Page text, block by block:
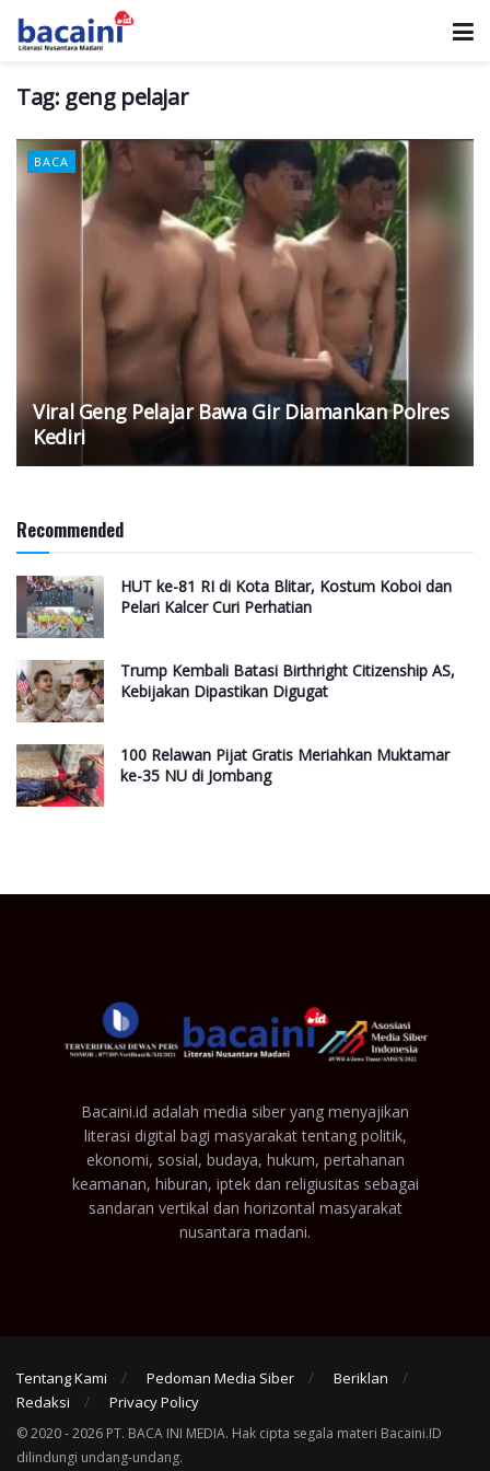
Tag: geng pelajar
BACA
Viral Geng Pelajar Bawa Gir Diamankan Polres
Kediri
Recommended
HUT ke-81 RI di Kota Blitar, Kostum Koboi dan
Pelari Kalcer Curi Perhatian
Trump Kembali Batasi Birthright Citizenship AS,
Kebijakan Dipastikan Digugat
100 Relawan Pijat Gratis Meriahkan Muktamar
ke-35 NU di Jombang
Bacaini.id adalah media siber yang menyajikan
literasi digital bagi masyarakat tentang politik,
ekonomi, sosial, budaya, hukum, pertahanan
keamanan, hiburan, iptek dan religiusitas sebagai
sandaran vertikal dan horizontal masyarakat
nusantara madani.
Tentang Kami Pedoman Media Siber
Beriklan
Redaksi
Privacy Policy
© 2020 - 2026 PT. BACA INI MEDIA. Hak cipta segala materi Bacaini.ID
dilindungi undang-undang.